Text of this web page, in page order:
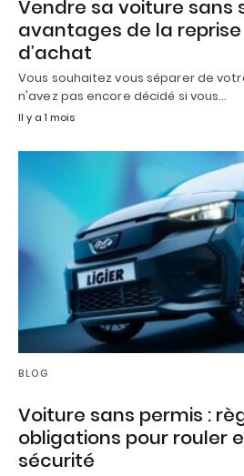
Vendre sa voiture sans
avantages de la
d’achat
Vous souhaitez vous séparer de
n'avez pas encore décidé si vous…
Il y a 1 mois
BLOG
Voiture sans permis :
obligations pour rouler
sécurité